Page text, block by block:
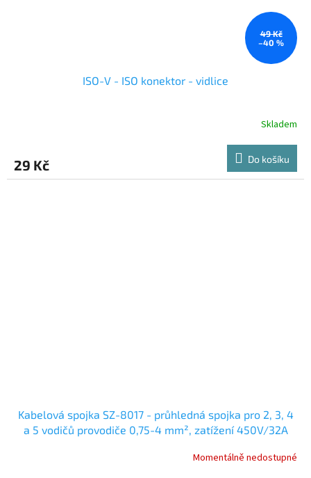
49 Kč
–40 %
ISO-V - ISO konektor - vidlice
Skladem
29 Kč Do košíku
Kabelová spojka SZ-8017 - průhledná spojka pro 2, 3, 4
a 5 vodičů provodiče 0,75-4 mm², zatížení 450V/32A
Momentálně nedostupné